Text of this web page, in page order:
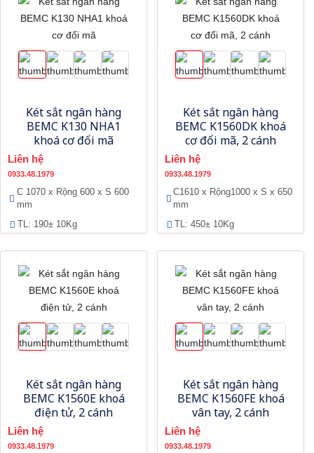
Két sắt ngân hàng
BEMC K130 NHA1
khoá cơ đổi mã
Liên hệ
0933.48.1979
C 1070 x Rộng 600 x S 600
mm
TL: 190± 10Kg
Két sắt ngân hàng
BEMC K1560DK khoá
cơ đổi mã, 2 cánh
Liên hệ
0933.48.1979
C1610 x Rộng1000 x S x 650
mm
TL: 450± 10Kg
Két sắt ngân hàng
BEMC K1560E khoá
điện tử, 2 cánh
Liên hệ
0933.48.1979
Két sắt ngân hàng
BEMC K1560FE khoá
vân tay, 2 cánh
Liên hệ
0933.48.1979